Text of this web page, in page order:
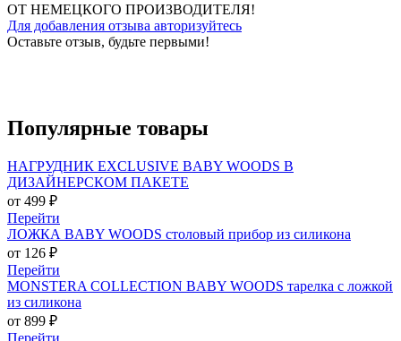
ОТ НЕМЕЦКОГО ПРОИЗВОДИТЕЛЯ!
Для добавления отзыва авторизуйтесь
Оставьте отзыв, будьте первыми!
Популярные товары
НАГРУДНИК EXCLUSIVE BABY WOODS В
ДИЗАЙНЕРСКОМ ПАКЕТЕ
от 499 ₽
Перейти
ЛОЖКА BABY WOODS столовый прибор из силикона
от 126 ₽
Перейти
MONSTERA COLLECTION BABY WOODS тарелка с ложкой
из силикона
от 899 ₽
Перейти